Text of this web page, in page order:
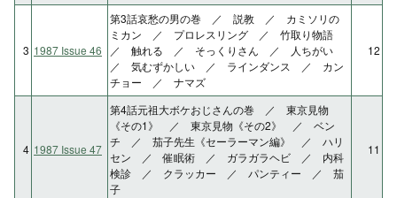
3 1987 Issue 46
第3話哀愁の男の巻 ／ 説教 ／ カミソリの
ミカン ／ プロレスリング ／ 竹取り物語
／ 触れる ／ そっくりさん ／ 人ちがい
／ 気むずかしい ／ ラインダンス ／ カン
チョー ／ ナマズ
12
4 1987 Issue 47
第4話元祖大ボケおじさんの巻 ／ 東京見物
《その1》 ／ 東京見物《その2》 ／ ベン
チ ／ 茄子先生《セーラーマン編》 ／ ハリ
セン ／ 催眠術 ／ ガラガラヘビ ／ 内科
検診 ／ クラッカー ／ パンティー ／ 茄
子
11